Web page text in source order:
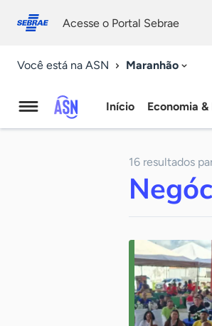
conosco
Acesse o Portal Sebrae
Você está na ASN Maranhão
Agência
Notícias
Início Economia
16 resultados